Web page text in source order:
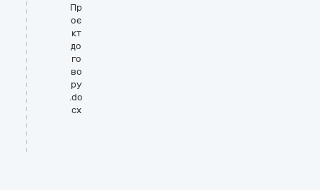
Пр
оє
кт
до
го
во
ру
.do
cx